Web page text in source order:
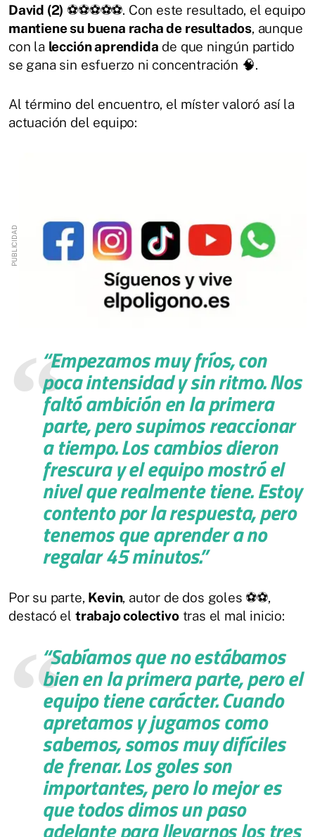
David (2) ⚽⚽⚽⚽⚽. Con este resultado, el equipo
mantiene su buena racha de resultados, aunque
con la lección aprendida de que ningún partido
se gana sin esfuerzo ni concentración 🧠.
Al término del encuentro, el míster valoró así la
actuación del equipo:
“Empezamos muy fríos, con
poca intensidad y sin ritmo. Nos
faltó ambición en la primera
parte, pero supimos reaccionar
a tiempo. Los cambios dieron
frescura y el equipo mostró el
nivel que realmente tiene. Estoy
contento por la respuesta, pero
tenemos que aprender a no
regalar 45 minutos.”
Por su parte, Kevin, autor de dos goles ⚽⚽,
destacó el trabajo colectivotras el mal inicio:
“Sabíamos que no estábamos
bien en la primera parte, pero el
equipo tiene carácter. Cuando
apretamos y jugamos como
sabemos, somos muy difíciles
de frenar. Los goles son
importantes, pero lo mejor es
quetodos dimos un paso
adelantepara llevarnos los tres